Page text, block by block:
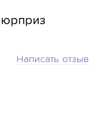
Написать отзыв